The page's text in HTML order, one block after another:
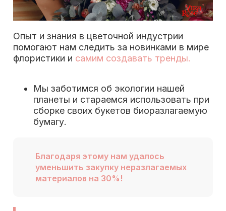
Опыт и знания в цветочной индустрии
помогают нам следить за новинками в мире
флористики и самим создавать тренды.
Мы заботимся об экологии нашей
планеты и стараемся использовать при
сборке своих букетов биоразлагаемую
бумагу.
Благодаря этому нам удалось
уменьшить закупку неразлагаемых
материалов на 30%!